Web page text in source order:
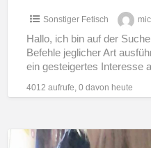
Sonstiger Fetisch
Hallo, ich bin auf der
Befehle jeglicher Art
ein gesteigertes Interesse
4012 aufrufe, 0 davon heute
Hey